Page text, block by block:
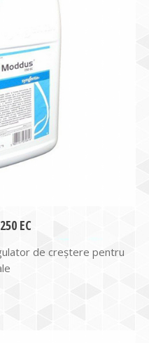
EC
de creştere pentru